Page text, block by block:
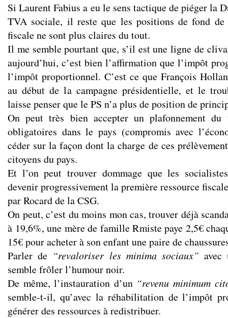
Si Laurent Fabius a eu le sens tactique de piéger la
TVA sociale, il reste que les positions de fond de
fiscale ne sont plus claires du tout.
Il me semble pourtant que, s’il est une ligne de
aujourd’hui, c’est bien l’affirmation que l’impôt
l’impôt proportionnel. C’est ce que François
au début de la campagne présidentielle, et le
laisse penser que le PS n’a plus de position de
On peut très bien accepter un plafonnement du
obligatoires dans le pays (compromis avec
céder sur la façon dont la charge de ces
citoyens du pays.
Et l’on peut trouver dommage que les
devenir progressivement la première ressource
par Rocard de la CSG.
On peut, c’est du moins mon cas, trouver déjà
à 19,6%, une mère de famille Rmiste paye 2,5€
15€ pour acheter à son enfant une paire de
Parler de “revaloriser les minima sociaux”
semble frôler l’humour noir.
De même, l’instauration d’un “revenu minimum
semble-t-il, qu’avec la réhabilitation de l’impôt
générer des ressources à redistribuer.